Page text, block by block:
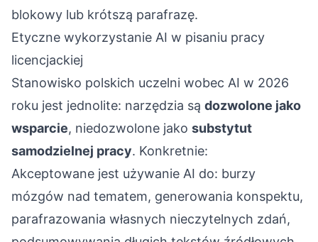
blokowy lub krótszą parafrazę.
Etyczne wykorzystanie AI w pisaniu pracy
licencjackiej
Stanowisko polskich uczelni wobec AI w 2026
roku jest jednolite: narzędzia są dozwolone jako
wsparcie, niedozwolone jako substytut
samodzielnej pracy. Konkretnie:
Akceptowane jest używanie AI do: burzy
mózgów nad tematem, generowania konspektu,
parafrazowania własnych nieczytelnych zdań,